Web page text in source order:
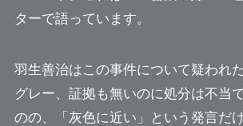
ターで語っています。
羽生善治はこの事件について疑われ
グレー、証拠も無いのに処分は不当
のの、「灰色に近い」という発言だ